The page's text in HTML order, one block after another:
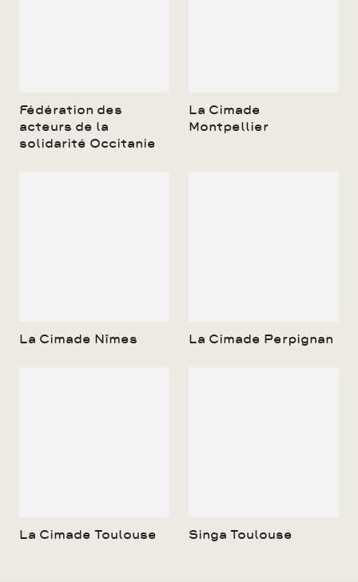
Fédération des
acteurs de la
solidarité Occitanie
La Cimade
Montpellier
La Cimade Nîmes La Cimade Perpignan
La Cimade Toulouse Singa Toulouse